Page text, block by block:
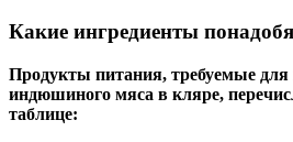
Какие ингредиенты
Продукты питания, требуемые для
индюшиного мяса в кляре,
таблице: